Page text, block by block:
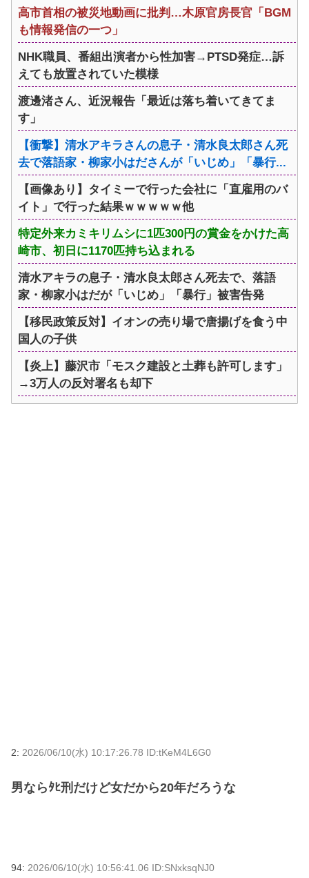
高市首相の被災地動画に批判…木原官房長官「BGM
も情報発信の一つ」
NHK職員、番組出演者から性加害→PTSD発症…訴
えても放置されていた模様
渡邊渚さん、近況報告「最近は落ち着いてきてま
す」
【衝撃】清水アキラさんの息子・清水良太郎さん死
去で落語家・柳家小はださんが「いじめ」「暴行...
【画像あり】タイミーで行った会社に「直雇用のバ
イト」で行った結果ｗｗｗｗｗ他
特定外来カミキリムシに1匹300円の賞金をかけた高
崎市、初日に1170匹持ち込まれる
清水アキラの息子・清水良太郎さん死去で、落語
家・柳家小はだが「いじめ」「暴行」被害告発
【移民政策反対】イオンの売り場で唐揚げを食う中
国人の子供
【炎上】藤沢市「モスク建設と土葬も許可します」
→3万人の反対署名も却下
2: 2026/06/10(水) 10:17:26.78 ID:tKeM4L6G0
男ならﾀﾋ刑だけど女だから20年だろうな
94: 2026/06/10(水) 10:56:41.06 ID:SNxksqNJ0